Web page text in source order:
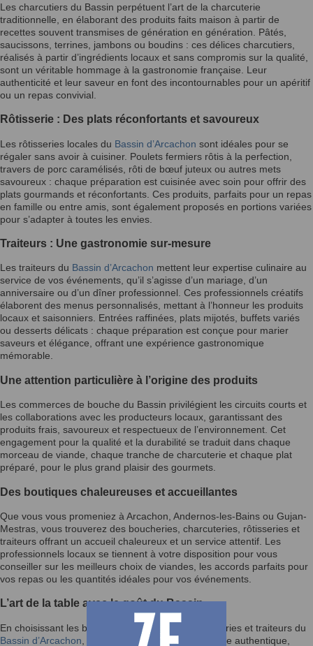
Les charcutiers du Bassin perpétuent l’art de la charcuterie
traditionnelle, en élaborant des produits faits maison à partir de
recettes souvent transmises de génération en génération. Pâtés,
saucissons, terrines, jambons ou boudins : ces délices charcutiers,
réalisés à partir d’ingrédients locaux et sans compromis sur la qualité,
sont un véritable hommage à la gastronomie française. Leur
authenticité et leur saveur en font des incontournables pour un apéritif
ou un repas convivial.
Rôtisserie : Des plats réconfortants et savoureux
Les rôtisseries locales du Bassin d’Arcachon sont idéales pour se
régaler sans avoir à cuisiner. Poulets fermiers rôtis à la perfection,
travers de porc caramélisés, rôti de bœuf juteux ou autres mets
savoureux : chaque préparation est cuisinée avec soin pour offrir des
plats gourmands et réconfortants. Ces produits, parfaits pour un repas
en famille ou entre amis, sont également proposés en portions variées
pour s’adapter à toutes les envies.
Traiteurs : Une gastronomie sur-mesure
Les traiteurs du Bassin d’Arcachon mettent leur expertise culinaire au
service de vos événements, qu’il s’agisse d’un mariage, d’un
anniversaire ou d’un dîner professionnel. Ces professionnels créatifs
élaborent des menus personnalisés, mettant à l’honneur les produits
locaux et saisonniers. Entrées raffinées, plats mijotés, buffets variés
ou desserts délicats : chaque préparation est conçue pour marier
saveurs et élégance, offrant une expérience gastronomique
mémorable.
Une attention particulière à l’origine des produits
Les commerces de bouche du Bassin privilégient les circuits courts et
les collaborations avec les producteurs locaux, garantissant des
produits frais, savoureux et respectueux de l’environnement. Cet
engagement pour la qualité et la durabilité se traduit dans chaque
morceau de viande, chaque tranche de charcuterie et chaque plat
préparé, pour le plus grand plaisir des gourmets.
Des boutiques chaleureuses et accueillantes
Que vous vous promeniez à Arcachon, Andernos-les-Bains ou Gujan-
Mestras, vous trouverez des boucheries, charcuteries, rôtisseries et
traiteurs offrant un accueil chaleureux et un service attentif. Les
professionnels locaux se tiennent à votre disposition pour vous
conseiller sur les meilleurs choix de viandes, les accords parfaits pour
vos repas ou les quantités idéales pour vos événements.
L’art de la table avec le goût du Bassin
En choisissant les boucheries, charcuteries, rôtisseries et traiteurs du
Bassin d’Arcachon , vous faites le choix d’une cuisine authentique,